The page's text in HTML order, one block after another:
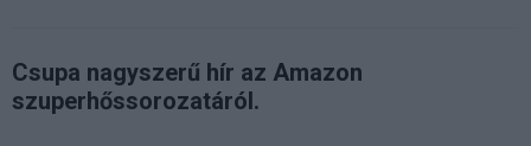
Csupa nagyszerű hír az Amazon
szuperhőssorozatáról.